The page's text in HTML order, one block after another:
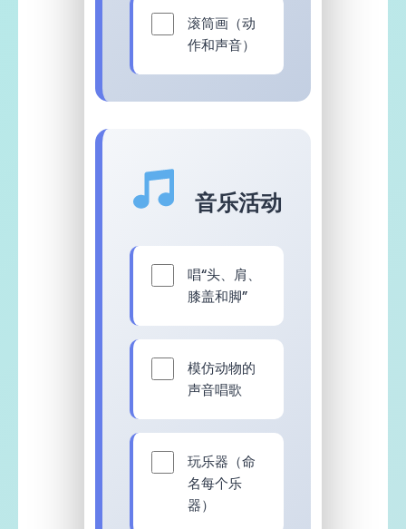
滚筒画（动
作和声音）
音乐活动
唱“头、肩、
膝盖和脚”
模仿动物的
声音唱歌
玩乐器（命
名每个乐
器）